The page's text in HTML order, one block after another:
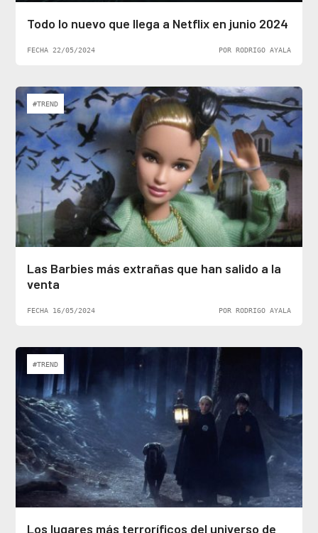
Todo lo nuevo que llega a Netflix en junio 2024
FECHA 22/05/2024 POR RODRIGO AYALA
#TREND
Las Barbies más extrañas que han salido a la
venta
FECHA 16/05/2024 POR RODRIGO AYALA
#TREND
Los lugares más terroríficos del universo de